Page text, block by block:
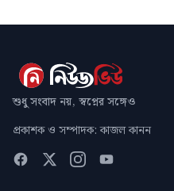
শুধু সংবাদ নয়, স্বপ্নের সঙ্গেও
প্রকাশক ও সম্পাদক: কাজল কানন